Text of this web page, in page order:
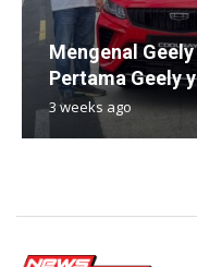
Mengenal
Pertama Geely
3 weeks ago